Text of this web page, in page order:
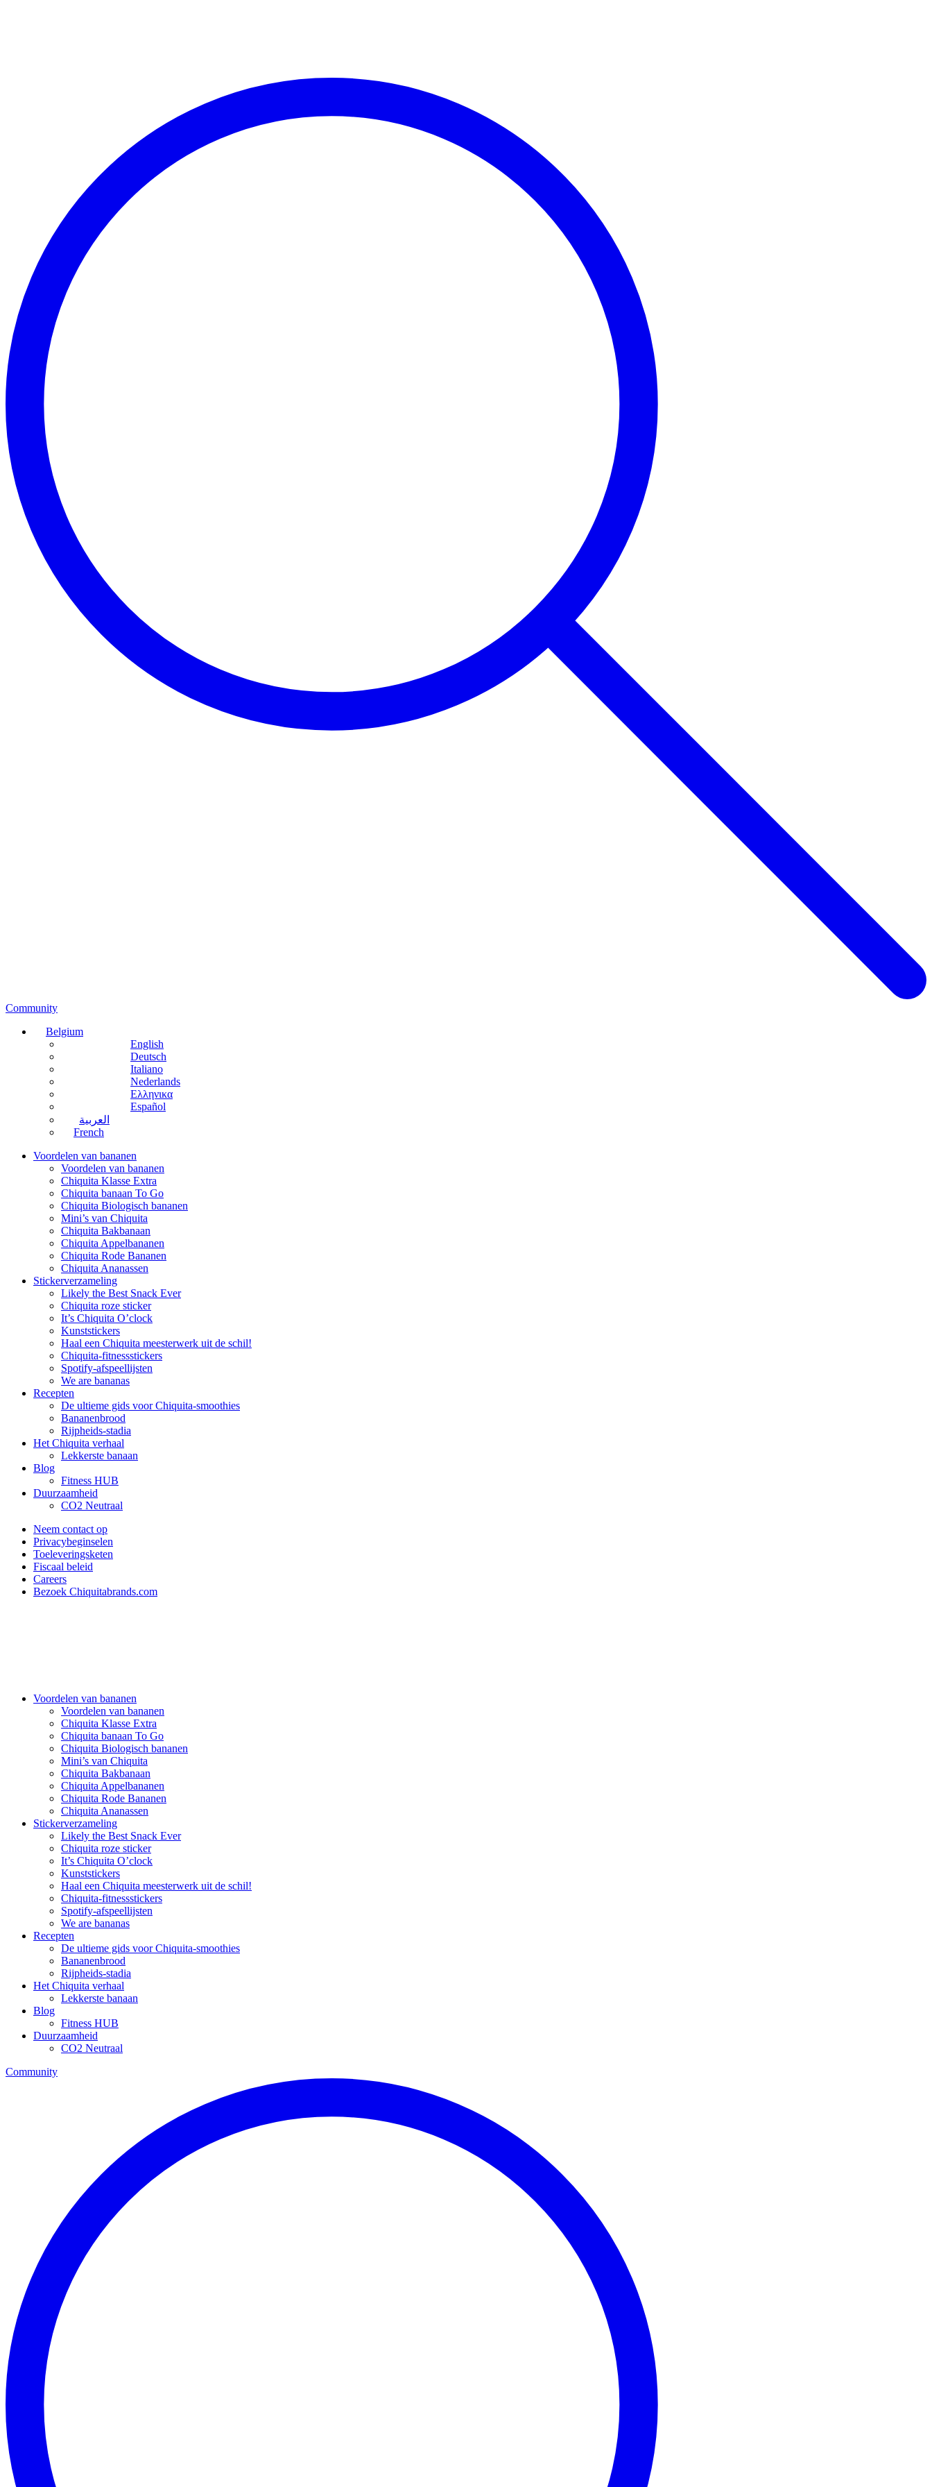
Community
Belgium
English
Deutsch
Italiano
Nederlands
Ελληνικα
Español
العربية
French
Voordelen van bananen
Voordelen van bananen
Chiquita Klasse Extra
Chiquita banaan To Go
Chiquita Biologisch bananen
Mini’s van Chiquita
Chiquita Bakbanaan
Chiquita Appelbananen
Chiquita Rode Bananen
Chiquita Ananassen
Stickerverzameling
Likely the Best Snack Ever
Chiquita roze sticker
It’s Chiquita O’clock
Kunststickers
Haal een Chiquita meesterwerk uit de schil!
Chiquita-fitnessstickers
Spotify-afspeellijsten
We are bananas
Recepten
De ultieme gids voor Chiquita-smoothies
Bananenbrood
Rijpheids-stadia
Het Chiquita verhaal
Lekkerste banaan
Blog
Fitness HUB
Duurzaamheid
CO2 Neutraal
Neem contact op
Privacybeginselen
Toeleveringsketen
Fiscaal beleid
Careers
Bezoek Chiquitabrands.com
Voordelen van bananen
Voordelen van bananen
Chiquita Klasse Extra
Chiquita banaan To Go
Chiquita Biologisch bananen
Mini’s van Chiquita
Chiquita Bakbanaan
Chiquita Appelbananen
Chiquita Rode Bananen
Chiquita Ananassen
Stickerverzameling
Likely the Best Snack Ever
Chiquita roze sticker
It’s Chiquita O’clock
Kunststickers
Haal een Chiquita meesterwerk uit de schil!
Chiquita-fitnessstickers
Spotify-afspeellijsten
We are bananas
Recepten
De ultieme gids voor Chiquita-smoothies
Bananenbrood
Rijpheids-stadia
Het Chiquita verhaal
Lekkerste banaan
Blog
Fitness HUB
Duurzaamheid
CO2 Neutraal
Community